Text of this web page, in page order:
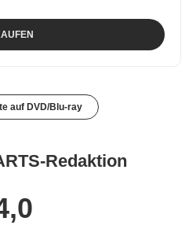
auf DVD/Blu-ray
Redaktion